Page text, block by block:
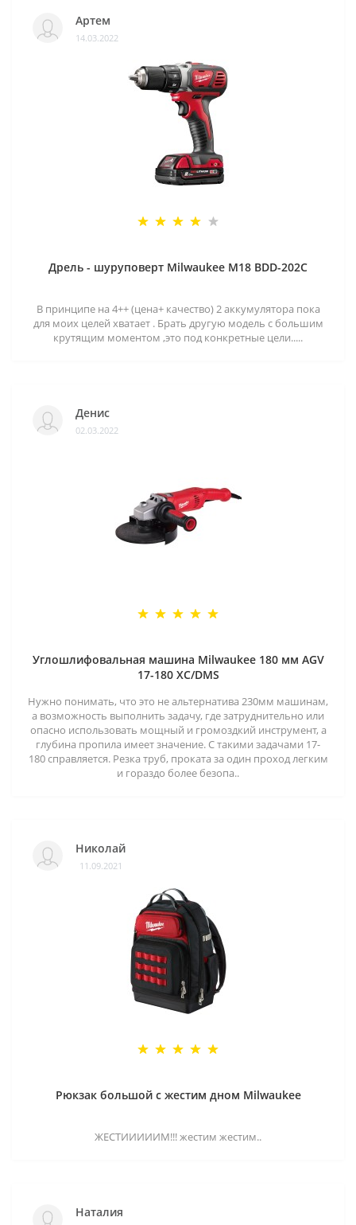
Артем
14.03.2022
Дрель - шуруповерт Milwaukee M18 BDD-202C
В принципе на 4++ (цена+ качество) 2 аккумулятора пока
для моих целей хватает . Брать другую модель с большим
крутящим моментом ,это под конкретные цели.....
Денис
02.03.2022
Углошлифовальная машина Milwaukee 180 мм AGV
17-180 XC/DMS
Нужно понимать, что это не альтернатива 230мм машинам,
а возможность выполнить задачу, где затруднительно или
опасно использовать мощный и громоздкий инструмент, а
глубина пропила имеет значение. С такими задачами 17-
180 справляется. Резка труб, проката за один проход легким
и гораздо более безопа..
Николай
11.09.2021
Рюкзак большой с жестим дном Milwaukee
ЖЕСТИИИИИМ!!! жестим жестим..
Наталия